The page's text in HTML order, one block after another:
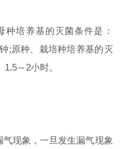
培养基的灭菌条件是：
;原种、栽培种培养基的灭
～2小时。
现象，一旦发生漏气现象